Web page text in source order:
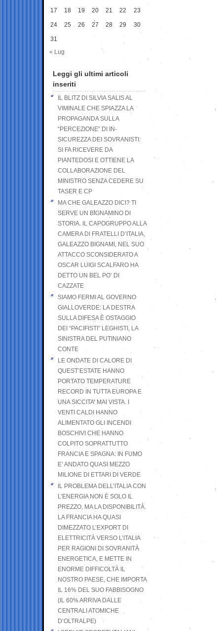
17 18 19 20 21 22 23
24 25 26 27 28 29 30
31
« Lug
Leggi gli ultimi articoli
inseriti
IL BLITZ DI SILVIA SALIS AL
VIMINALE CHE SPIAZZA LA
PROPAGANDA SULLA
“PERCEZIONE” DI IN-
SICUREZZA DEI SOVRANISTI:
SI FA RICEVERE DA
PIANTEDOSI E OTTIENE LA
COLLABORAZIONE DEL
MINISTRO SENZA CEDERE SU
TASER E CP
MA CHE GALEAZZO DICI? TI
SERVE UN BIGNAMINO DI
STORIA. IL CAPOGRUPPO ALLA
CAMERA DI FRATELLI D’ITALIA,
GALEAZZO BIGNAMI, NEL SUO
ATTACCO SCONSIDERATO A
OSCAR LUIGI SCALFARO HA
DETTO UN BEL PO’ DI
CAZZATE
SIAMO FERMI AL GOVERNO
GIALLOVERDE: LA DESTRA
SULLA DIFESA È OSTAGGIO
DEI “PACIFISTI” LEGHISTI, LA
SINISTRA DEL PUTINIANO
CONTE
LE ONDATE DI CALORE DI
QUEST’ESTATE HANNO
PORTATO TEMPERATURE
RECORD IN TUTTA EUROPA E
UNA SICCITA’ MAI VISTA. I
VENTI CALDI HANNO
ALIMENTATO GLI INCENDI
BOSCHIVI CHE HANNO
COLPITO SOPRATTUTTO
FRANCIA E SPAGNA: IN FUMO
E’ ANDATO QUASI MEZZO
MILIONE DI ETTARI DI VERDE
IL PROBLEMA DELL’ITALIA CON
L’ENERGIA NON È SOLO IL
PREZZO, MA LA DISPONIBILITÀ.
LA FRANCIA HA QUASI
DIMEZZATO L’EXPORT DI
ELETTRICITÀ VERSO L’ITALIA
PER RAGIONI DI SOVRANITÀ
ENERGETICA, E METTE IN
ENORME DIFFICOLTÀ IL
NOSTRO PAESE, CHE IMPORTA
IL 16% DEL SUO FABBISOGNO
(IL 60% ARRIVA DALLE
CENTRALI ATOMICHE
D’OLTRALPE)